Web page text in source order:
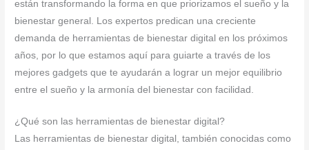
están transformando la forma en que priorizamos el sueño y la
bienestar general. Los expertos predican una creciente
demanda de herramientas de bienestar digital en los próximos
años, por lo que estamos aquí para guiarte a través de los
mejores gadgets que te ayudarán a lograr un mejor equilibrio
entre el sueño y la armonía del bienestar con facilidad.
¿Qué son las herramientas de bienestar digital?
Las herramientas de bienestar digital, también conocidas como